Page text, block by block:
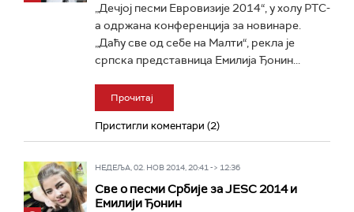
„Дечјој песми Евровизије 2014“, у холу РТС-
а одржана конференција за новинаре.
„Даћу све од себе на Малти“, рекла је
српска представница Емилија Ђонин...
Прочитај
Пристигли коментари (2)
НЕДЕЉА, 02. НОВ 2014, 20:41 -> 12:36
Све о песми Србије за JESC 2014 и
Емилији Ђонин